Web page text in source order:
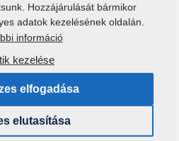
0,5910 Kg
A kosárba
helyezés
Hozzájárulását bármikor
adatok kezelésének oldalán.
információ
kezelése
elfogadása
elutasítása